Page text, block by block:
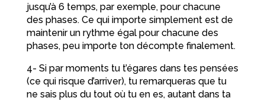
jusqu’à 6 temps, par exemple, pour chacune
des phases. Ce qui importe simplement est de
maintenir un rythme égal pour chacune des
phases, peu importe ton décompte finalement.
4- Si par moments tu t’égares dans tes pensées
(ce qui risque d’arriver), tu remarqueras que tu
ne sais plus du tout où tu en es, autant dans ta